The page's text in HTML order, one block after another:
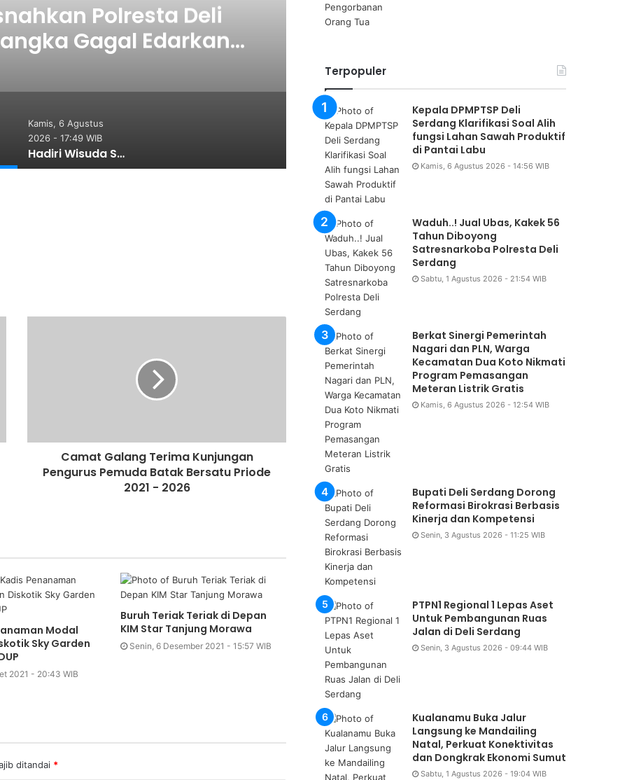
Polresta Deli
Gagal Edarkan
Hadiri Wisuda Sarjana
dan Pengorbanan
Kamis, 6 Agustus
2026 - 17:49 WIB
Hadiri Wisuda Sarjana Universitas Quality Berastagi, Bupati Karo: Ingat Kerja Keras dan Pengorbanan Orang Tua
Camat Galang Terima Kunjungan
Pengurus Pemuda Batak Bersatu Priode
2021 - 2026
Modal
Sky Garden
2021 - 20:43 WIB
Buruh Teriak Teriak di Depan
KIM Star Tanjung Morawa
Senin, 6 Desember 2021 - 15:57 WIB
ditandai *
Terpopuler
Kepala DPMPTSP Deli
Serdang Klarifikasi Soal Alih
fungsi Lahan Sawah Produktif
di Pantai Labu
Kamis, 6 Agustus 2026 - 14:56 WIB
Waduh..! Jual Ubas, Kakek 56
Tahun Diboyong
Satresnarkoba Polresta Deli
Serdang
Sabtu, 1 Agustus 2026 - 21:54 WIB
Berkat Sinergi Pemerintah
Nagari dan PLN, Warga
Kecamatan Dua Koto Nikmati
Program Pemasangan
Meteran Listrik Gratis
Kamis, 6 Agustus 2026 - 12:54 WIB
Bupati Deli Serdang Dorong
Reformasi Birokrasi Berbasis
Kinerja dan Kompetensi
Senin, 3 Agustus 2026 - 11:25 WIB
PTPN1 Regional 1 Lepas Aset
Untuk Pembangunan Ruas
Jalan di Deli Serdang
Senin, 3 Agustus 2026 - 09:44 WIB
Kualanamu Buka Jalur
Langsung ke Mandailing
Natal, Perkuat Konektivitas
dan Dongkrak Ekonomi Sumut
Sabtu, 1 Agustus 2026 - 19:04 WIB